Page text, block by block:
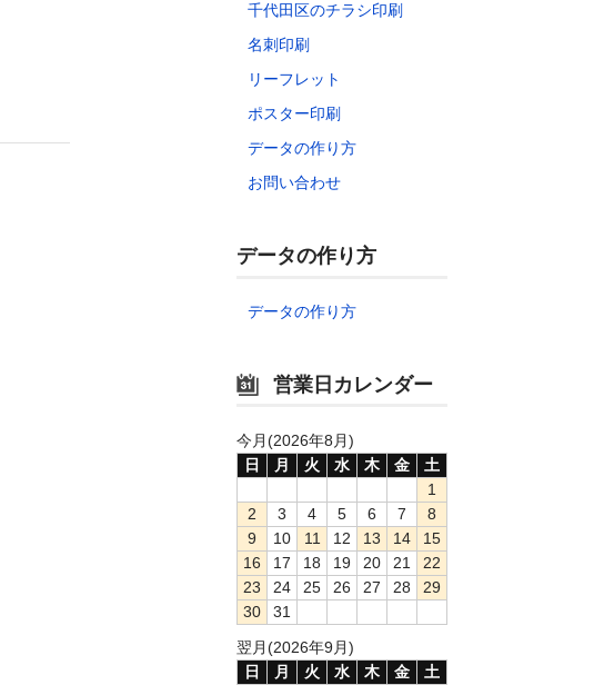
千代田区のチラシ印刷
名刺印刷
リーフレット
ポスター印刷
データの作り方
お問い合わせ
データの作り方
データの作り方
営業日カレンダー
今月(2026年8月)
日
月 火 水 木 金
土
1
2
3 4 5 6 7
8
9
10 11 12 13 14
15
16
17 18 19 20 21
22
23
24 25 26 27 28
29
30
31
翌月(2026年9月)
日
月 火 水 木 金
土